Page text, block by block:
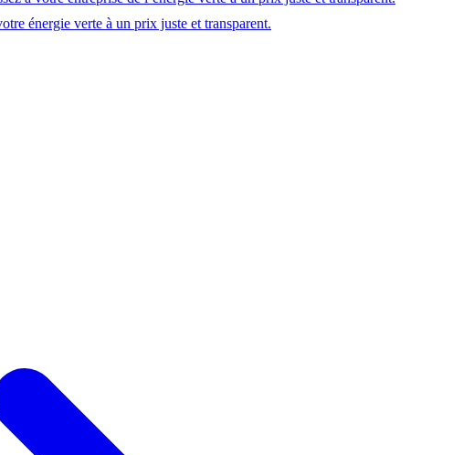
énergie verte à un prix juste et transparent.